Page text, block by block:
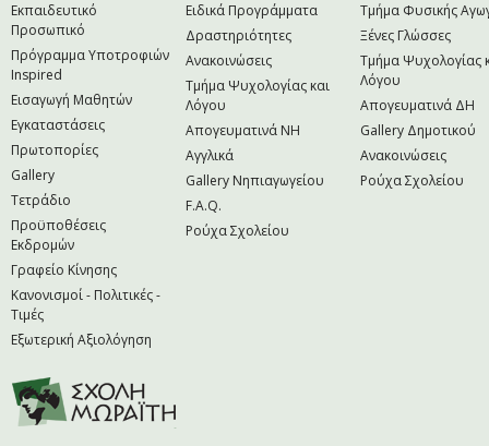
Εκπαιδευτικό
Προσωπικό
Πρόγραμμα Υποτροφιών
Inspired
Εισαγωγή Μαθητών
Εγκαταστάσεις
Πρωτοπορίες
Gallery
Τετράδιο
Προϋποθέσεις
Εκδρομών
Γραφείο Κίνησης
Κανονισμοί - Πολιτικές -
Τιμές
Εξωτερική Αξιολόγηση
Ειδικά Προγράμματα
Δραστηριότητες
Ανακοινώσεις
Τμήμα Ψυχολογίας και
Λόγου
Απογευματινά NH
Αγγλικά
Gallery Νηπιαγωγείου
F.A.Q.
Ρούχα Σχολείου
Τμήμα Φυσικής
Ξένες Γλώσσες
Τμήμα Ψυχολογίας
Λόγου
Απογευματινά ΔΗ
Gallery Δημοτικού
Ανακοινώσεις
Ρούχα Σχολείου